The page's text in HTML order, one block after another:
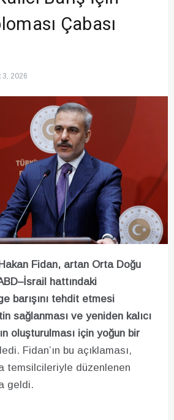
Çabası
3, 2026
Fidan, artan Orta Doğu
hattındaki
barışını tehdit etmesi
sağlanması ve yeniden kalıcı
oluşturulması için yoğun bir
Fidan’ın bu açıklaması,
temsilcileriyle düzenlenen
geldi.